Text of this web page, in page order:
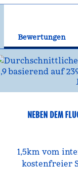
Bewertungen
NEBEN DEM
1,5km vom
kostenfreier